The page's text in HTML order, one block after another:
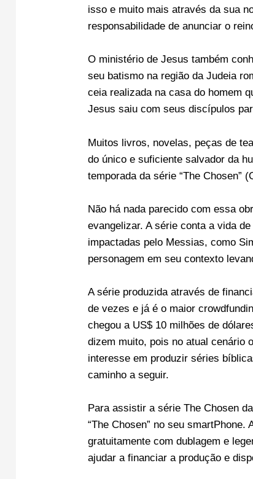
isso e muito mais através da sua
responsabilidade de anunciar o
O ministério de Jesus também
seu batismo na região da Judeia
ceia realizada na casa do homem
Jesus saiu com seus discípulos
Muitos livros, novelas, peças de
do único e suficiente salvador da
temporada da série “The Chosen”
Não há nada parecido com essa
evangelizar. A série conta a vida
impactadas pelo Messias, como
personagem em seu contexto
A série produzida através de
de vezes e já é o maior
chegou a US$ 10 milhões de
dizem muito, pois no atual cenário
interesse em produzir séries
caminho a seguir.
Para assistir a série The Chosen
“The Chosen” no seu
gratuitamente com dublagem e
ajudar a financiar a produção e